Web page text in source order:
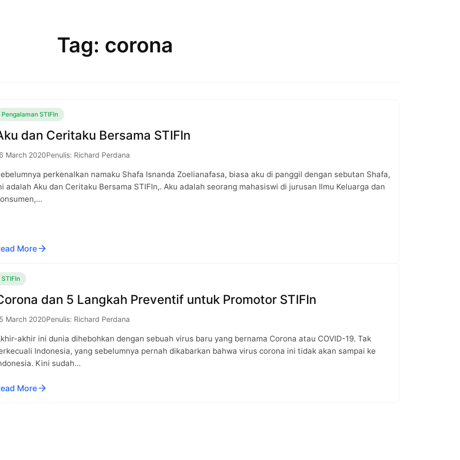
Tag: corona
Pengalaman STIFIn
dan Ceritaku Bersama STIFIn
March 2020Penulis: Richard Perdana
perkenalkan namaku Shafa Isnanda Zoelianafasa, biasa aku di panggil dengan sebutan Shafa,
adalah Aku dan Ceritaku Bersama STIFIn,. Aku adalah seorang mahasiswi di jurusan Ilmu Keluarga dan
More
STIFIn
dan 5 Langkah Preventif untuk Promotor STIFIn
March 2020Penulis: Richard Perdana
akhir ini dunia dihebohkan dengan sebuah virus baru yang bernama Corona atau COVID-19. Tak
Indonesia, yang sebelumnya pernah dikabarkan bahwa virus corona ini tidak akan sampai ke
Kini sudah…
More